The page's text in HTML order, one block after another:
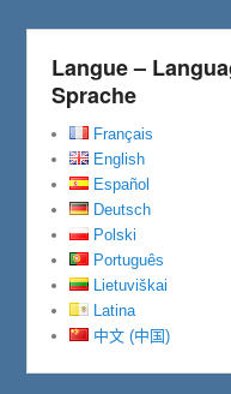
Langue –
Sprache
Français
English
Español
Deutsch
Polski
Português
Lietuviškai
Latina
中文 (中国)